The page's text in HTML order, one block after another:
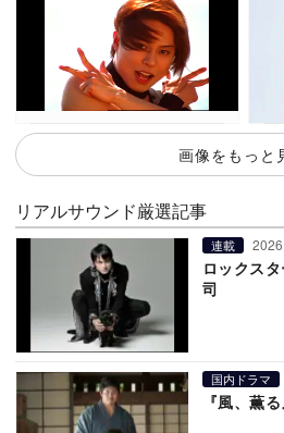
画像をもっと
リアルサウンド厳選記事
連載
ロックス
司
国内ドラマ
『風、薫